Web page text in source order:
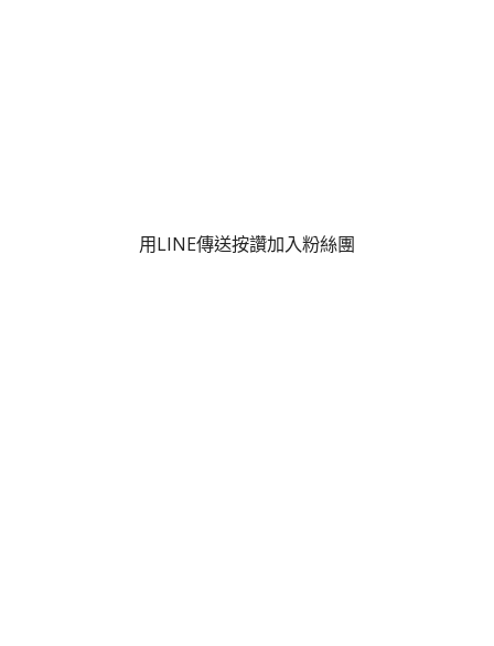
用LINE傳送按讚加入粉絲團